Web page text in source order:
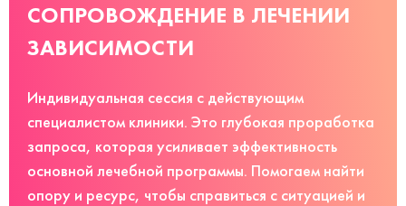
СОПРОВОЖДЕНИЕ В ЛЕЧЕНИИ
ЗАВИСИМОСТИ
Индивидуальная сессия с действующим
специалистом клиники. Это глубокая проработка
запроса, которая усиливает эффективность
основной лечебной программы. Помогаем найти
опору и ресурс, чтобы справиться с ситуацией и